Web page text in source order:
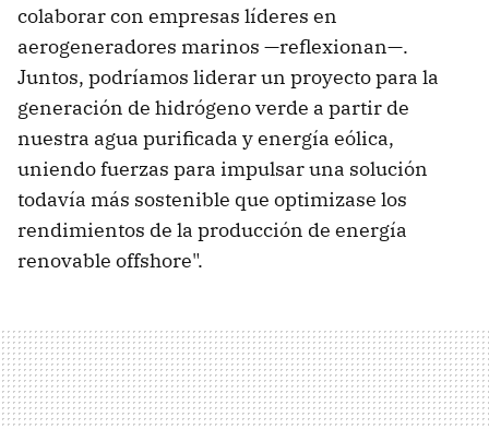
colaborar con empresas líderes en
aerogeneradores marinos —reflexionan—.
Juntos, podríamos liderar un proyecto para la
generación de hidrógeno verde a partir de
nuestra agua purificada y energía eólica,
uniendo fuerzas para impulsar una solución
todavía más sostenible que optimizase los
rendimientos de la producción de energía
renovable offshore".